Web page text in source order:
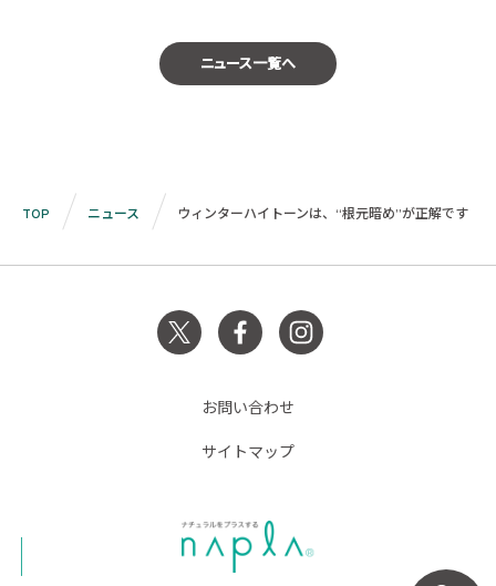
ニュース一覧へ
TOP ニュース ウィンターハイトーンは、“根元暗め”が正解です
お問い合わせ
サイトマップ